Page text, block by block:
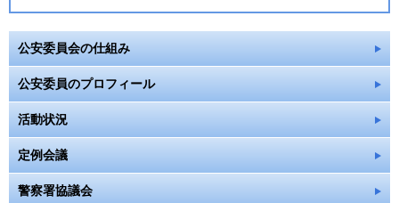
公安委員会の仕組み
公安委員のプロフィール
活動状況
定例会議
警察署協議会